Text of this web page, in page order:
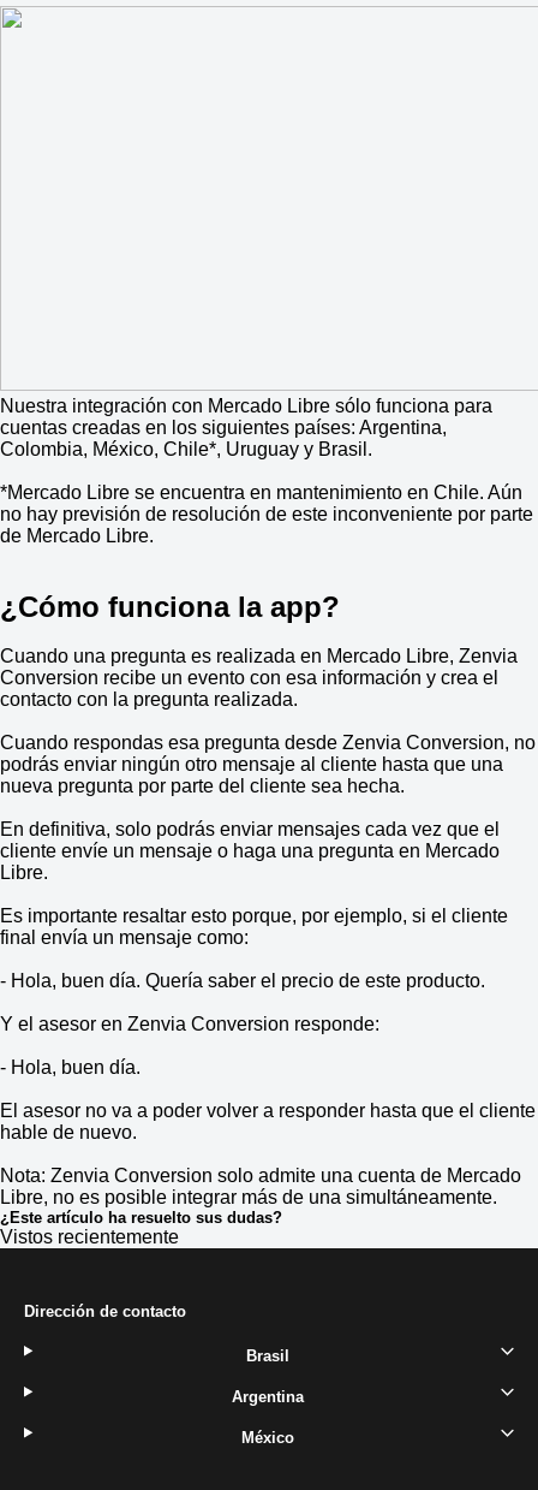
Nuestra integración con Mercado Libre sólo funciona para
cuentas creadas en los siguientes países: Argentina,
Colombia, México, Chile*, Uruguay y Brasil.
*Mercado Libre se encuentra en mantenimiento en Chile. Aún
no hay previsión de resolución de este inconveniente por parte
de Mercado Libre.
¿Cómo funciona la app?
Cuando una pregunta es realizada en Mercado Libre, Zenvia
Conversion recibe un evento con esa información y crea el
contacto con la pregunta realizada.
Cuando respondas esa pregunta desde Zenvia Conversion, no
podrás enviar ningún otro mensaje al cliente hasta que una
nueva pregunta por parte del cliente sea hecha.
En definitiva, solo podrás enviar mensajes cada vez que el
cliente envíe un mensaje o haga una pregunta en Mercado
Libre.
Es importante resaltar esto porque, por ejemplo, si el cliente
final envía un mensaje como:
- Hola, buen día. Quería saber el precio de este producto.
Y el asesor en Zenvia Conversion responde:
- Hola, buen día.
El asesor no va a poder volver a responder hasta que el cliente
hable de nuevo.
Nota: Zenvia Conversion solo admite una cuenta de Mercado
Libre, no es posible integrar más de una simultáneamente.
¿Este artículo ha resuelto sus dudas?
Vistos recientemente
Dirección de contacto
Brasil
Argentina
México